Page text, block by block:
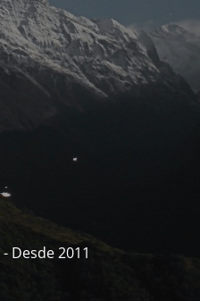
Desde 2011